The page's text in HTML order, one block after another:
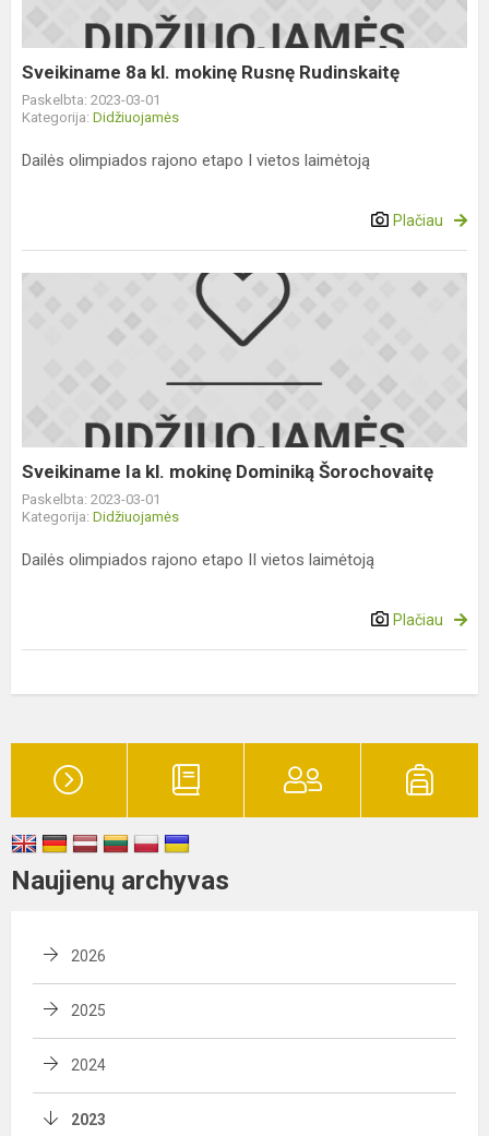
Sveikiname 8a kl. mokinę Rusnę Rudinskaitę
Paskelbta: 2023-03-01
Kategorija: Didžiuojamės
Dailės olimpiados rajono etapo I vietos laimėtoją
Plačiau
Sveikiname
Sveikiname Ia kl. mokinę Dominiką Šorochovaitę
Paskelbta: 2023-03-01
Kategorija: Didžiuojamės
Dailės olimpiados rajono etapo II vietos laimėtoją
Plačiau
Naujienų archyvas
2026
2025
2024
2023